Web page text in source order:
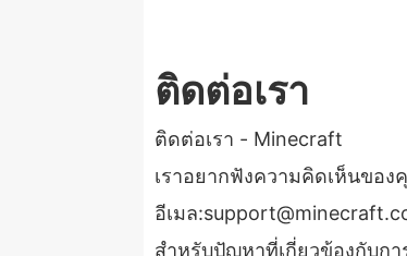
ติดต่อเรา
ติดต่อเรา - Minecraft
เราอยากฟังความคิดเห็นขอ
อีเมล:
สำหรับปัญหาที่เกี่ยวข้องกับก